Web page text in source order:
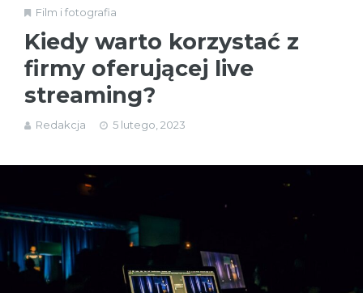
Film i fotografia
Kiedy warto korzystać z
firmy oferującej live
streaming?
Redakcja 5 lutego, 2023